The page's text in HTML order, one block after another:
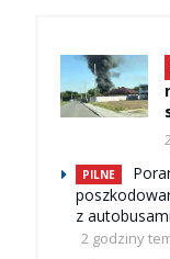
PILNE
z
2 godziny